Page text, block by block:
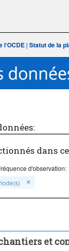
l‘OCDE | Statut de la
dans
d'observation:
et